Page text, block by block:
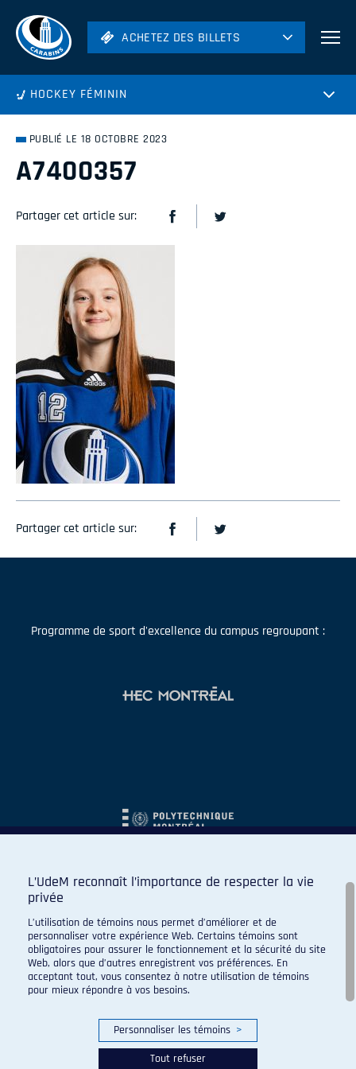
ACHETEZ DES BILLETS
Hockey
ACHETEZ DES BILLETS
HOCKEY FÉMININ
PUBLIÉ LE 18 OCTOBRE 2023
A7400357
Partager cet article sur:
Partager cet article sur:
Programme de sport d'excellence du campus regroupant :
L’UdeM reconnaît l’importance de respecter la vie
privée
L’utilisation de témoins nous permet d’améliorer et de
personnaliser votre expérience Web. Certains témoins sont
obligatoires pour assurer le fonctionnement et la sécurité du site
Web, alors que d’autres enregistrent vos préférences. En
acceptant tout, vous consentez à notre utilisation de témoins
pour mieux répondre à vos besoins.
Personnaliser les témoins >
Tout refuser